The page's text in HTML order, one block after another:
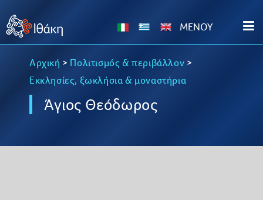
Αρχική > Πολιτισμός & περιβάλλον >
Εκκλησίες, ξωκλήσια & μοναστήρια
Άγιος Θεόδωρος
MENOY